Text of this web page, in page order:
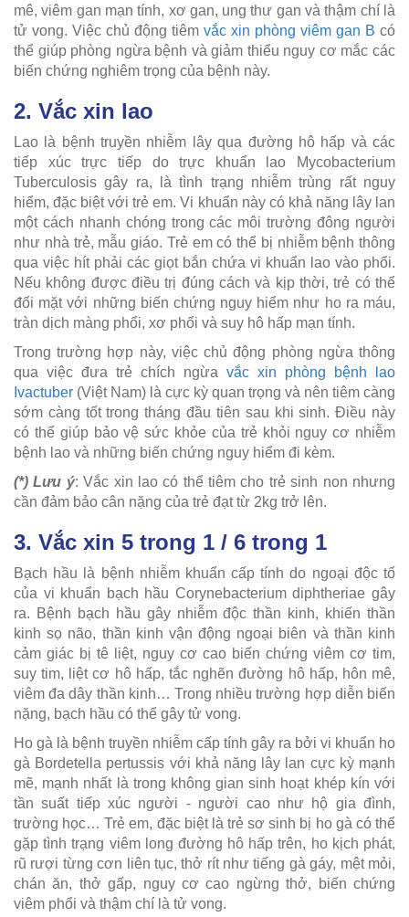
mê, viêm gan mạn tính, xơ gan, ung thư gan và thậm chí là
tử vong. Việc chủ động tiêm vắc xin phòng viêm gan B có
thể giúp phòng ngừa bệnh và giảm thiểu nguy cơ mắc các
biến chứng nghiêm trọng của bệnh này.
2. Vắc xin lao
Lao là bệnh truyền nhiễm lây qua đường hô hấp và các
tiếp xúc trực tiếp do trực khuẩn lao Mycobacterium
Tuberculosis gây ra, là tình trạng nhiễm trùng rất nguy
hiểm, đặc biệt với trẻ em. Vi khuẩn này có khả năng lây lan
một cách nhanh chóng trong các môi trường đông người
như nhà trẻ, mẫu giáo. Trẻ em có thể bị nhiễm bệnh thông
qua việc hít phải các giọt bắn chứa vi khuẩn lao vào phổi.
Nếu không được điều trị đúng cách và kịp thời, trẻ có thể
đối mặt với những biến chứng nguy hiểm như ho ra máu,
tràn dịch màng phổi, xơ phổi và suy hô hấp mạn tính.
Trong trường hợp này, việc chủ động phòng ngừa thông
qua việc đưa trẻ chích ngừa vắc xin phòng bệnh lao
Ivactuber (Việt Nam) là cực kỳ quan trọng và nên tiêm càng
sớm càng tốt trong tháng đầu tiên sau khi sinh. Điều này
có thể giúp bảo vệ sức khỏe của trẻ khỏi nguy cơ nhiễm
bệnh lao và những biến chứng nguy hiểm đi kèm.
(*) Lưu ý: Vắc xin lao có thể tiêm cho trẻ sinh non nhưng
cần đảm bảo cân nặng của trẻ đạt từ 2kg trở lên.
3. Vắc xin 5 trong 1 / 6 trong 1
Bạch hầu là bệnh nhiễm khuẩn cấp tính do ngoại độc tố
của vi khuẩn bạch hầu Corynebacterium diphtheriae gây
ra. Bệnh bạch hầu gây nhiễm độc thần kinh, khiến thần
kinh sọ não, thần kinh vận động ngoại biên và thần kinh
cảm giác bị tê liệt, nguy cơ cao biến chứng viêm cơ tim,
suy tim, liệt cơ hô hấp, tắc nghẽn đường hô hấp, hôn mê,
viêm đa dây thần kinh… Trong nhiều trường hợp diễn biến
nặng, bạch hầu có thể gây tử vong.
Ho gà là bệnh truyền nhiễm cấp tính gây ra bởi vi khuẩn ho
gà Bordetella pertussis với khả năng lây lan cực kỳ mạnh
mẽ, mạnh nhất là trong không gian sinh hoạt khép kín với
tần suất tiếp xúc người - người cao như hộ gia đình,
trường học… Trẻ em, đặc biệt là trẻ sơ sinh bị ho gà có thể
gặp tình trạng viêm long đường hô hấp trên, ho kịch phát,
rũ rượi từng cơn liên tục, thở rít như tiếng gà gáy, mệt mỏi,
chán ăn, thở gấp, nguy cơ cao ngừng thở, biến chứng
viêm phổi và thậm chí là tử vong.